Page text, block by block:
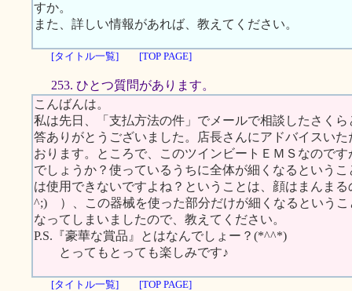
すか。
また、詳しい情報があれば、教えてください。
[タイトル一覧] [TOP PAGE]
253. ひとつ質問があります。
こんばんは。
私は先日、「支払方法の件」でメールで相談したさく
答ありがとうございました。店長さんにアドバイスい
おります。ところで、このツインビートＥＭＳなので
でしょうか？使っているうちに全体が細くなるという
は使用できないですよね？ということは、顔はまんま
^;) ）、この器械を使った部分だけが細くなるという
なってしまいましたので、教えてください。
P.S.『豪華な賞品』とはなんでしょー？(*^^*)
とってもとっても楽しみです♪
[タイトル一覧] [TOP PAGE]